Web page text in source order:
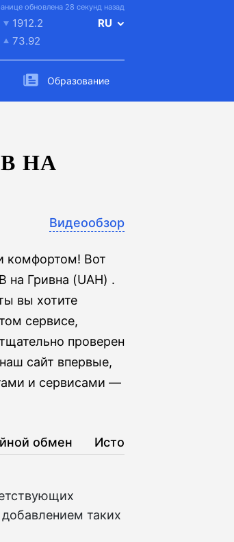
обновлена 28 секунд назад
1912.2
73.92
RU
Образование
НА
Видеообзор
комфортом! Вот
на Гривна (UAH) .
вы хотите
сервисе,
проверен
сайт впервые,
и сервисами —
обмен История
таких